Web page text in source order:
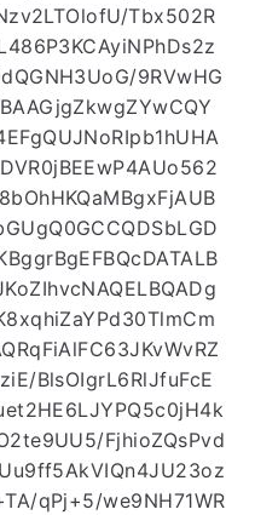
Tbx502R
9RVwHG
BlsOIgrL6RlJfuFcE
FjhioZQsPvd
qPj+5/we9NH71WR